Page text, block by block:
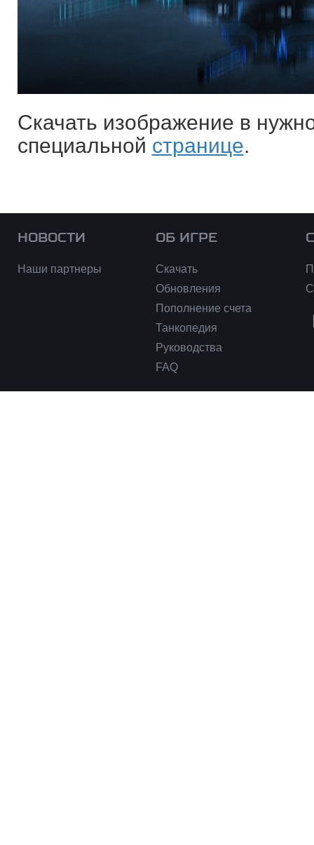
Скачать изображение в
специальной странице.
НОВОСТИ
Наши партнеры
ОБ ИГРЕ
Скачать
Обновления
Пополнение счета
Танкопедия
Руководства
FAQ